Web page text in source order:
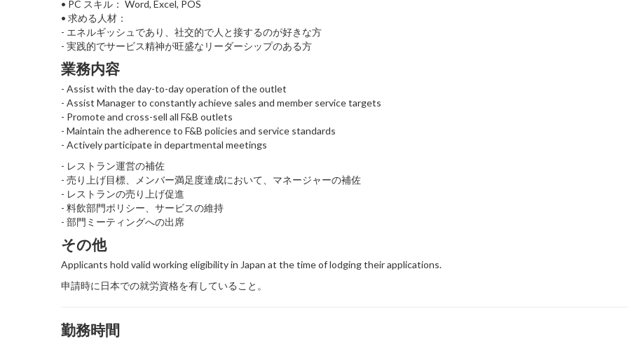
• PC スキル： Word, Excel, POS
• 求める人材：
- エネルギッシュであり、社交的で人と接するのが好きな方
- 実践的でサービス精神が旺盛なリーダーシップのある方
業務内容
- Assist with the day-to-day operation of the outlet
- Assist Manager to constantly achieve sales and member service targets
- Promote and cross-sell all F&B outlets
- Maintain the adherence to F&B policies and service standards
- Actively participate in departmental meetings
- レストラン運営の補佐
- 売り上げ目標、メンバー満足度達成において、マネージャーの補佐
- レストランの売り上げ促進
- 料飲部門ポリシー、サービスの維持
- 部門ミーティングへの出席
その他
Applicants hold valid working eligibility in Japan at the time of lodging their applications.
申請時に日本での就労資格を有していること。
勤務時間